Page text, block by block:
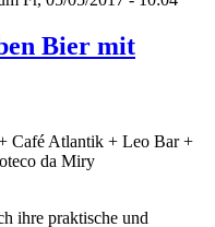
Bier mit
Café Atlantik + Leo Bar +
da Miry
ihre praktische und